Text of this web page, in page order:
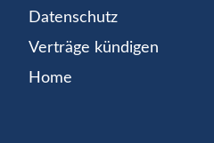
Datenschutz
Verträge kündigen
Home